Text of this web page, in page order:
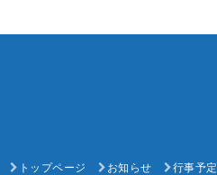
トップページ お知らせ 行事予定